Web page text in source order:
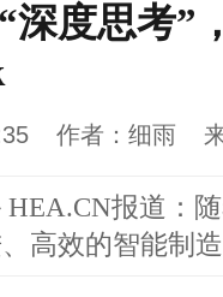
深度思考”
作者： 细雨
报道：
高效的智能制